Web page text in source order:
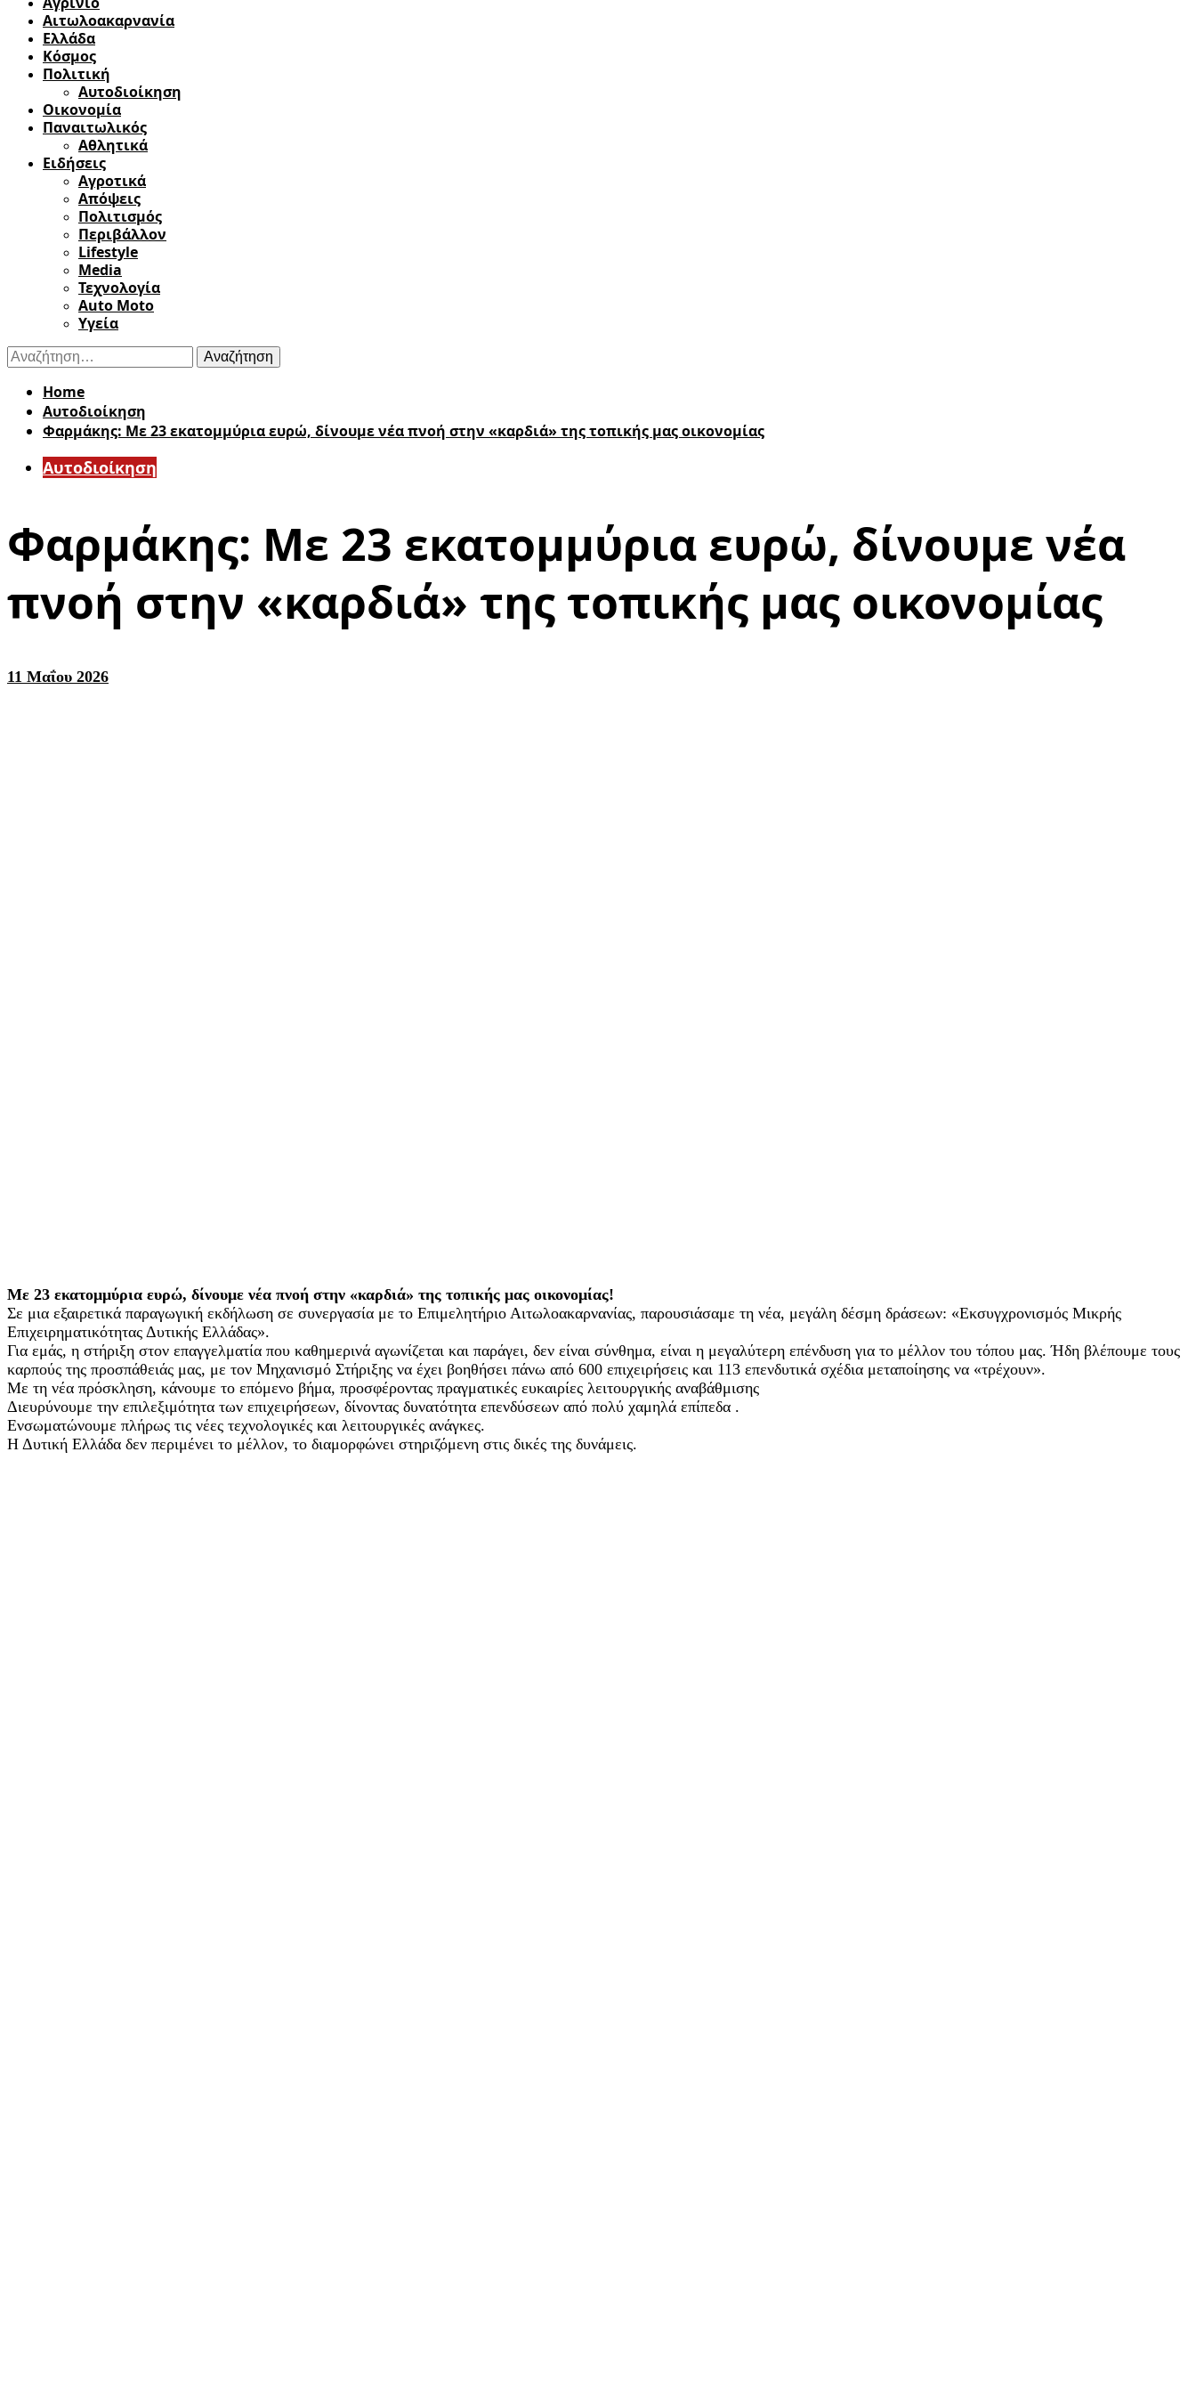
Αιτωλοακαρνανία
Ελλάδα
Κόσμος
Πολιτική
Αυτοδιοίκηση
Οικονομία
Παναιτωλικός
Αθλητικά
Ειδήσεις
Αγροτικά
Απόψεις
Πολιτισμός
Περιβάλλον
Lifestyle
Media
Τεχνολογία
Auto Moto
Υγεία
Αναζήτηση
για:
Home
Αυτοδιοίκηση
Φαρμάκης: Με 23 εκατομμύρια ευρώ, δίνουμε νέα πνοή στην «καρδιά» της τοπικής μας οικονομίας
Αυτοδιοίκηση
Φαρμάκης: Με 23 εκατομμύρια ευρώ, δίνουμε νέα
πνοή στην «καρδιά» της τοπικής μας οικονομίας
11 Μαΐου 2026
Με 23 εκατομμύρια ευρώ, δίνουμε νέα πνοή στην «καρδιά» της τοπικής μας οικονομίας!
Σε μια εξαιρετικά παραγωγική εκδήλωση σε συνεργασία με το Επιμελητήριο Αιτωλοακαρνανίας, παρουσιάσαμε τη νέα, μεγάλη δέσμη δράσεων: «Εκσυγχρονισμός Μικρής
Επιχειρηματικότητας Δυτικής Ελλάδας».
Για εμάς, η στήριξη στον επαγγελματία που καθημερινά αγωνίζεται και παράγει, δεν είναι σύνθημα, είναι η μεγαλύτερη επένδυση για το μέλλον του τόπου μας. Ήδη βλέπουμε τους
καρπούς της προσπάθειάς μας, με τον Μηχανισμό Στήριξης να έχει βοηθήσει πάνω από 600 επιχειρήσεις και 113 επενδυτικά σχέδια μεταποίησης να «τρέχουν».
Με τη νέα πρόσκληση, κάνουμε το επόμενο βήμα, προσφέροντας πραγματικές ευκαιρίες λειτουργικής αναβάθμισης
Διευρύνουμε την επιλεξιμότητα των επιχειρήσεων, δίνοντας δυνατότητα επενδύσεων από πολύ χαμηλά επίπεδα .
Ενσωματώνουμε πλήρως τις νέες τεχνολογικές και λειτουργικές ανάγκες.
Η Δυτική Ελλάδα δεν περιμένει το μέλλον, το διαμορφώνει στηριζόμενη στις δικές της δυνάμεις.